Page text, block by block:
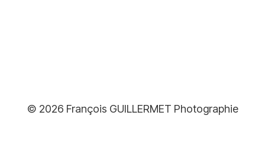
© 2026 François GUILLERMET Photographie